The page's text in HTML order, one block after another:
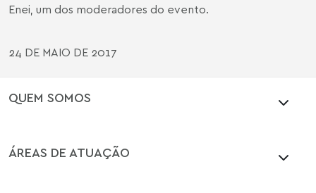
Enei, um dos moderadores do evento.
24 DE MAIO DE 2017
QUEM SOMOS
ÁREAS DE ATUAÇÃO